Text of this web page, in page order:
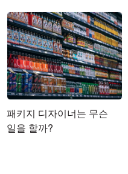
패키지 디자이너는 무슨
일을 할까?